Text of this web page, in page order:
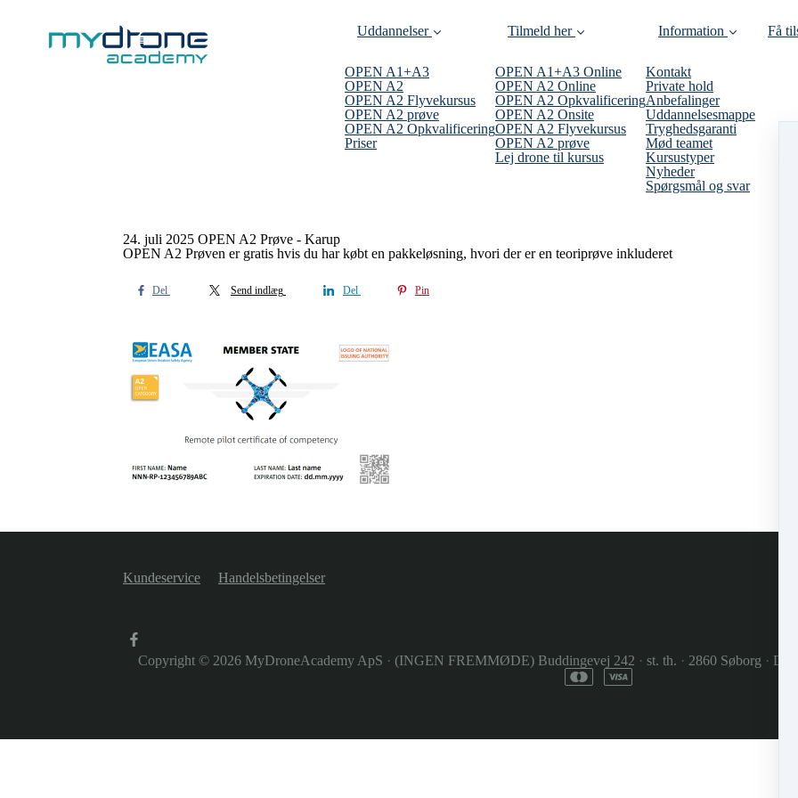
Uddannelser
OPEN A1+A3
OPEN A2
OPEN A2 Flyvekursus
OPEN A2 prøve
OPEN A2 Opkvalificering
Priser
Tilmeld her
OPEN A1+A3 Online
OPEN A2 Online
OPEN A2 Opkvalificering
OPEN A2 Onsite
OPEN A2 Flyvekursus
OPEN A2 prøve
Lej drone til kursus
Information
Kontakt
Private hold
Anbefalinger
Uddannelsesmappe
Tryghedsgaranti
Mød teamet
Kursustyper
Nyheder
Spørgsmål og svar
Få
24. juli 2025 OPEN A2 Prøve - Karup
OPEN A2 Prøven er gratis hvis du har købt en pakkeløsning, hvori der er en teoriprøve inkluderet
Del Send indlæg Del Pin
Kundeservice Handelsbetingelser
Copyright © 2026 MyDroneAcademy ApS · (INGEN FREMMØDE) Buddingevej 242 · st. th. · 2860 Søborg ·